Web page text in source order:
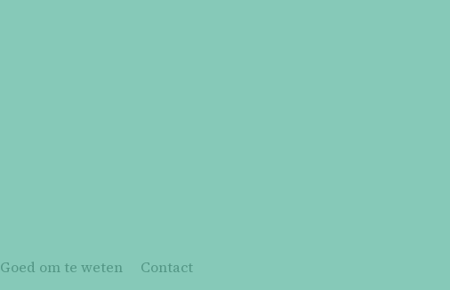
Goed om te weten Contact